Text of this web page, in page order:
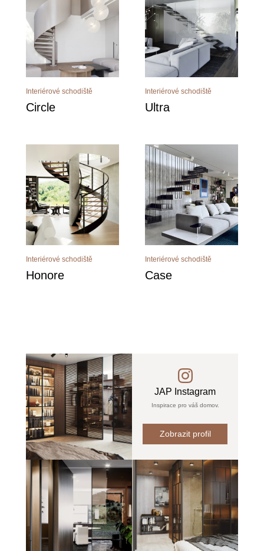
Interiérové schodiště
Circle
Interiérové schodiště
Ultra
Interiérové schodiště
Honore
Interiérové schodiště
Case
JAP Instagram
Inspirace pro váš domov.
Zobrazit profil